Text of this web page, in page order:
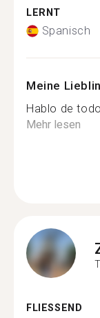
LERNT
Spanisch
Meine
Hablo de
Mehr lesen
FLIESSEND